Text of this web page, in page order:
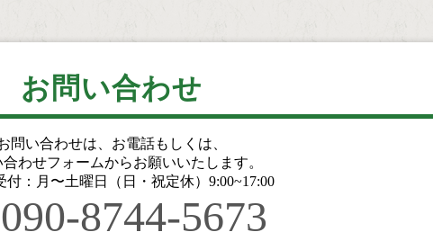
お問い合わせ
問い合わせは、お電話もしくは、
合わせフォームからお願いいたします。
付：月〜土曜日（日・祝定休）9:00~17:00
090-8744-5673